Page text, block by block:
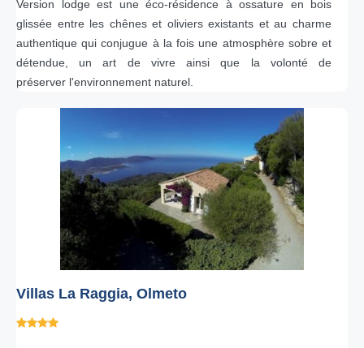
Version lodge est une éco-résidence à ossature en bois
glissée entre les chênes et oliviers existants et au charme
authentique qui conjugue à la fois une atmosphère sobre et
détendue, un art de vivre ainsi que la volonté de
préserver l'environnement naturel.
Villas La Raggia, Olmeto